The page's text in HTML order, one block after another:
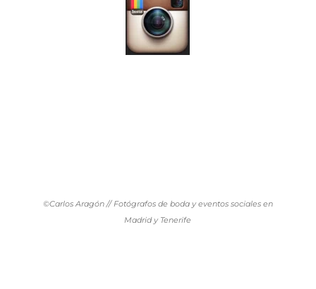
©Carlos Aragón // Fotógrafos de boda y eventos sociales en
Madrid y Tenerife